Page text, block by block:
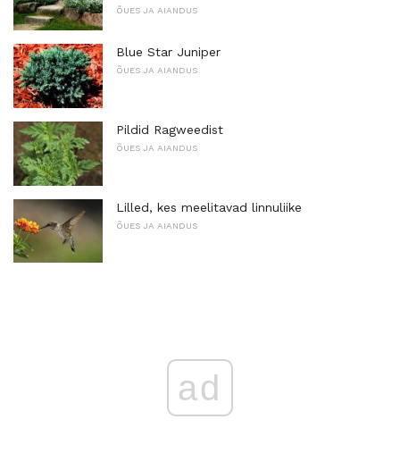
ÕUES JA AIANDUS
Blue Star Juniper
ÕUES JA AIANDUS
Pildid Ragweedist
ÕUES JA AIANDUS
Lilled, kes meelitavad linnuliike
ÕUES JA AIANDUS
ad